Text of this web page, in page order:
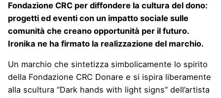
Fondazione CRC per diffondere la cultura del dono:
progetti ed eventi con un impatto sociale sulle
comunità che creano opportunità per il futuro.
Ironika ne ha firmato la realizzazione del marchio.
Un marchio che sintetizza simbolicamente lo spirito
della Fondazione CRC Donare e si ispira liberamente
alla scultura “Dark hands with light signs” dell’artista